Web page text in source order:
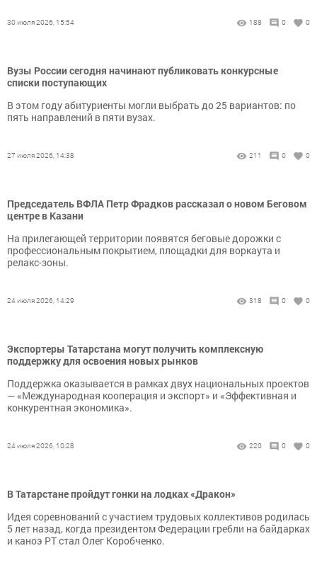
30 июля 2026, 15:54 188 0 0
Вузы России сегодня начинают публиковать конкурсные
списки поступающих
В этом году абитуриенты могли выбрать до 25 вариантов: по
пять направлений в пяти вузах.
27 июля 2026, 14:38 211 0 0
Председатель ВФЛА Петр Фрадков рассказал о новом Беговом
центре в Казани
На прилегающей территории появятся беговые дорожки с
профессиональным покрытием, площадки для воркаута и
релакс-зоны.
24 июля 2026, 14:29 318 0 0
Экспортеры Татарстана могут получить комплексную
поддержку для освоения новых рынков
Поддержка оказывается в рамках двух национальных проектов
— «Международная кооперация и экспорт» и «Эффективная и
конкурентная экономика».
24 июля 2026, 10:28 220 0 0
В Татарстане пройдут гонки на лодках «Дракон»
Идея соревнований с участием трудовых коллективов родилась
5 лет назад, когда президентом Федерации гребли на байдарках
и каноэ РТ стал Олег Коробченко.